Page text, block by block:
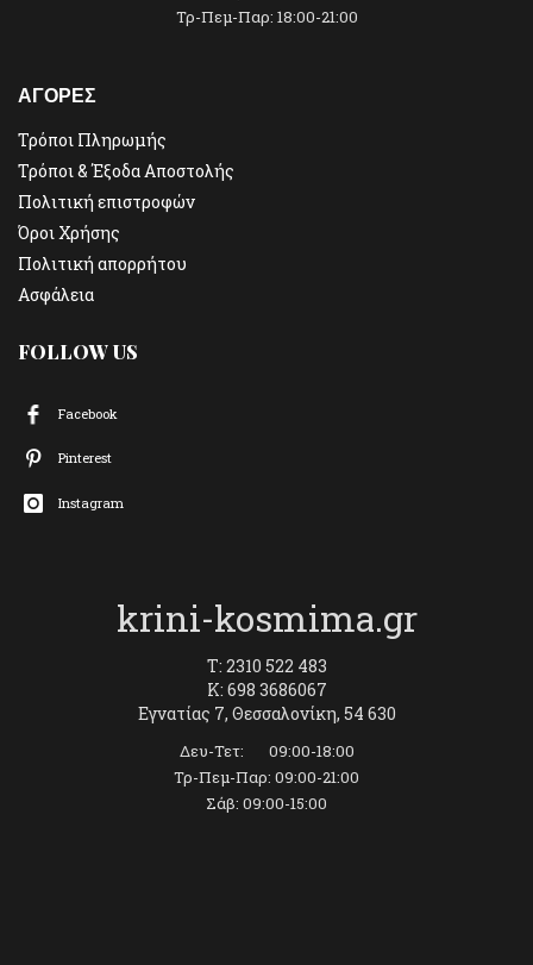
Τρ-Πεμ-Παρ: 18:00-21:00
ΑΓΟΡΕΣ
Τρόποι Πληρωμής
Τρόποι & Έξοδα Αποστολής
Πολιτική επιστροφών
Όροι Χρήσης
Πολιτική απορρήτου
Ασφάλεια
FOLLOW US
Facebook
Pinterest
Instagram
krini-kosmima.gr
T: 2310 522 483
K: 698 3686067
Εγνατίας 7, Θεσσαλονίκη, 54 630
Δευ-Τετ: 09:00-18:00
Τρ-Πεμ-Παρ: 09:00-21:00
Σάβ: 09:00-15:00